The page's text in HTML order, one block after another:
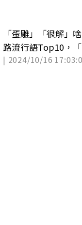
「蛋雕」「很解」
路流行語Top10，
厭
| 2024/10/16